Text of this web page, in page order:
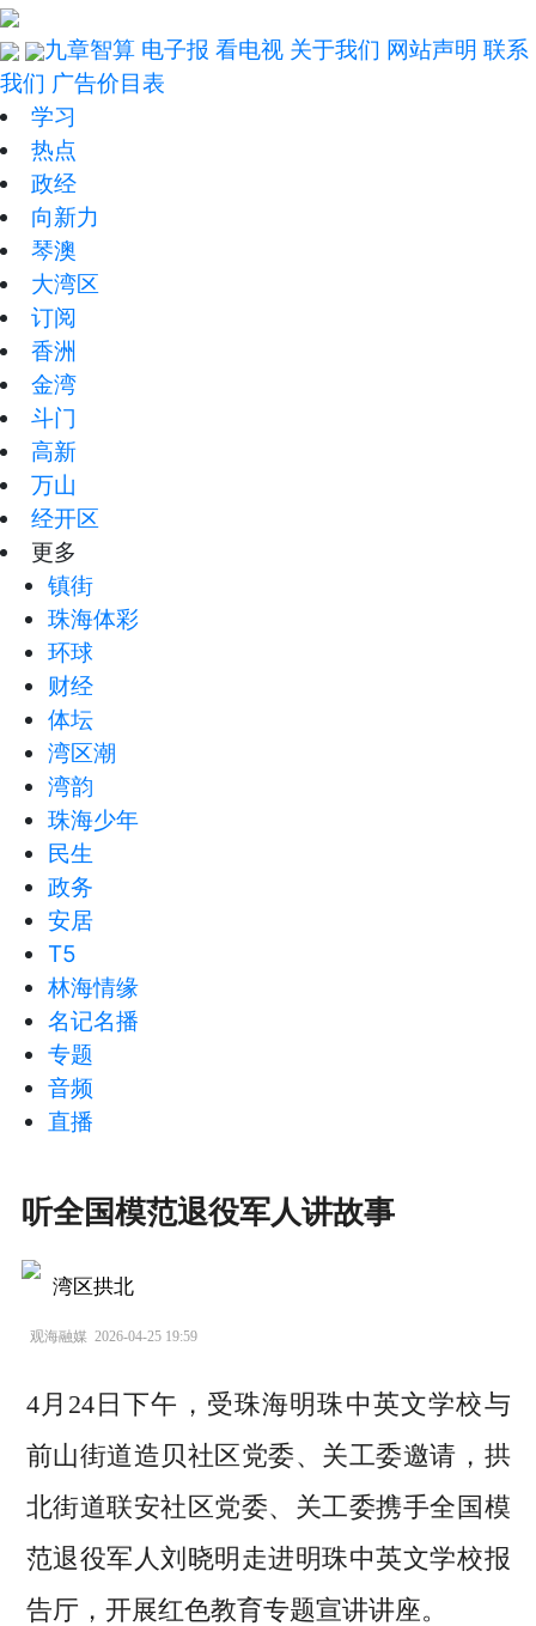
九章智算 电子报 看电视 关于我们 网站声明 联系
我们 广告价目表
学习
热点
政经
向新力
琴澳
大湾区
订阅
香洲
金湾
斗门
高新
万山
经开区
更多
镇街
珠海体彩
环球
财经
体坛
湾区潮
湾韵
珠海少年
民生
政务
安居
T5
林海情缘
名记名播
专题
音频
直播
听全国模范退役军人讲故事
湾区拱北
观海融媒 2026-04-25 19:59
4月24日下午，受珠海明珠中英文学校与
前山街道造贝社区党委、关工委邀请，拱
北街道联安社区党委、关工委携手全国模
范退役军人刘晓明走进明珠中英文学校报
告厅，开展红色教育专题宣讲讲座。